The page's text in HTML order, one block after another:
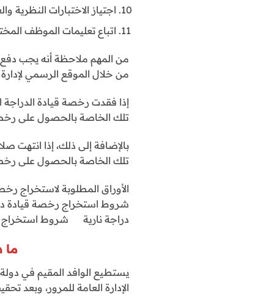
اجتياز الاختبارات النظرية
اتباع تعليمات الموظف
من المهم ملاحظة أنه يجب دفع
من خلال الموقع الرسمي
إذا فقدت رخصة قيادة
تلك الخاصة بالحصول على
بالإضافة إلى ذلك، إذا انتهت
تلك الخاصة بالحصول على
الأوراق المطلوبة لاستخراج
شروط استخراج رخصة قيادة
دراجة نارية شروط استخراج
ما
يستطيع الوافد المقيم في
الإدارة العامة للمرور، وبعد